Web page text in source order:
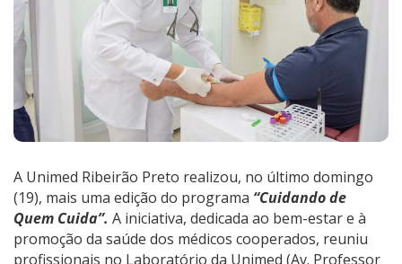
A Unimed Ribeirão Preto realizou, no último domingo
(19), mais uma edição do programa “Cuidando de
Quem Cuida”. A iniciativa, dedicada ao bem-estar e à
promoção da saúde dos médicos cooperados, reuniu
profissionais no Laboratório da Unimed (Av. Professor